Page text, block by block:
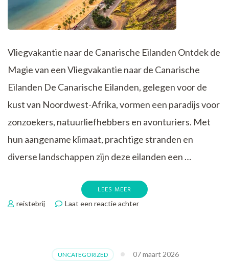
Vliegvakantie naar de Canarische Eilanden Ontdek de
Magie van een Vliegvakantie naar de Canarische
Eilanden De Canarische Eilanden, gelegen voor de
kust van Noordwest-Afrika, vormen een paradijs voor
zonzoekers, natuurliefhebbers en avonturiers. Met
hun aangename klimaat, prachtige stranden en
diverse landschappen zijn deze eilanden een …
LEES MEER
reistebrij Laat een reactie achterop
de
UNCATEGORIZED 07 maart 2026